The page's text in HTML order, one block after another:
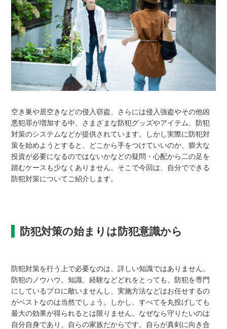
空き巣や居空きなどの侵入窃盗、さらには侵入強盗やその他凶
悪犯罪が増加する中、さまざまな防犯グッズやアイテム、防犯
対策のシステムなどが提供されています。しかし実際に防犯対
策を始めようとすると、どこから手をつけていいのか、膨大な
投資が必要になるのではないかなどの疑問・心配から二の足を
踏むケースも少なくありません。そこで今回は、自分でできる
防犯対策についてご紹介します。
防犯対策の始まりは防犯意識から
防犯対策を行う上で必要なのは、詳しい知識ではありません。
防犯のノウハウ、知識、経験などどれをとっても、防犯を専門
にしているプロに敵いませんし、実施方法などはお任せするの
がベストなのは当然でしょう。しかし、すべてを丸投げしても
最大の効果が得られるとは限りません。なぜなら守りたいのは
自分自身であり、自らの家族だからです。自らが真剣に向き合